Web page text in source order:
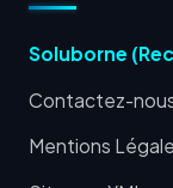
Soluborne
Contactez-
Mentions